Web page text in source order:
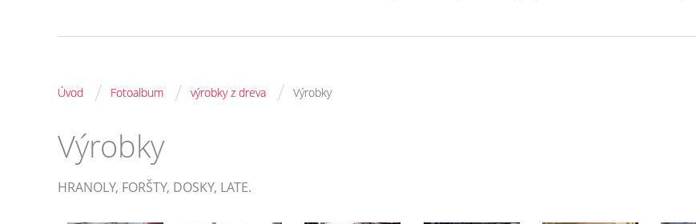
Úvod / Fotoalbum / výrobky z dreva / Výrobky
Výrobky
HRANOLY, FORŠTY, DOSKY, LATE.